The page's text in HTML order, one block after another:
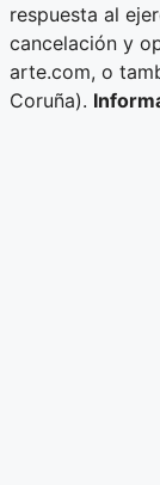
respuesta al
cancelación y
arte.com, o
Coruña).